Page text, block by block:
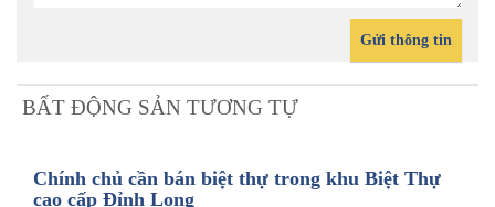
Gửi thông tin
BẤT ĐỘNG SẢN TƯƠNG TỰ
Chính chủ cần bán biệt thự trong khu Biệt Thự
cao cấp Đỉnh Long